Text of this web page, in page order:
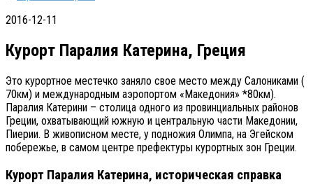
2016-12-11
Курорт Паралия Катерина, Греция
Это курортное местечко заняло свое место между Салониками (
70км) и международным аэропортом «Македония» *80км).
Паралия Катерини – столица одного из провинциальных районов
Греции, охватывающий южную и центральную части Македонии,
Пиерии. В живописном месте, у подножия Олимпа, на Эгейском
побережье, в самом центре префектуры курортных зон Греции.
Курорт Паралия Катерина, историческая справка